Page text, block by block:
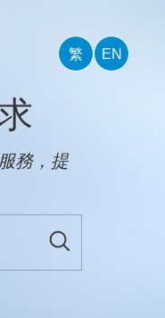
繁
EN
務，提